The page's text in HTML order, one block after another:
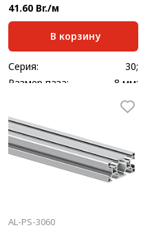
41.60 Br./м
В корзину
Серия:
30;
Размер паза:
8 мм;
30x30
Стандартная длина,
мм:
Масса, кг/м:
1
AL-PS-3060